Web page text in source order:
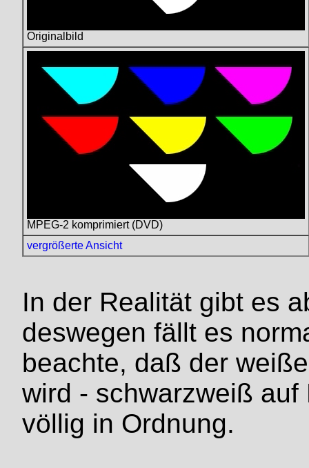
Originalbild
MPEG-2 komprimiert (DVD)
vergrößerte Ansicht
In der Realität gibt es
deswegen fällt es
beachte, daß der
wird - schwarzweiß
völlig in Ordnung.